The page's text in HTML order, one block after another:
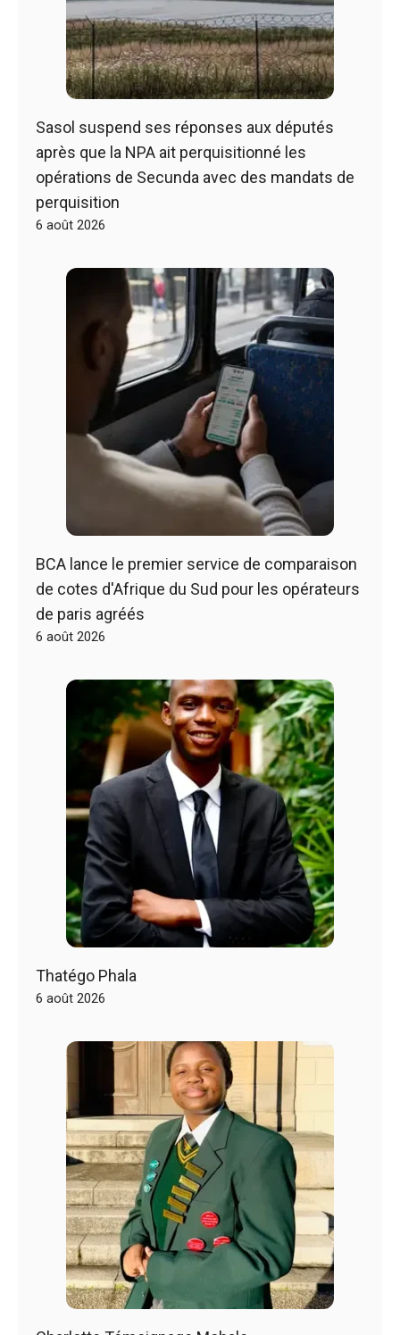
Sasol suspend ses réponses aux députés
après que la NPA ait perquisitionné les
opérations de Secunda avec des mandats de
perquisition
6 août 2026
BCA lance le premier service de comparaison
de cotes d'Afrique du Sud pour les opérateurs
de paris agréés
6 août 2026
Thatégo Phala
6 août 2026